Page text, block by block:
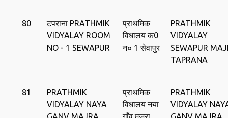
80
टपराना PRATHMIK
VIDYALAY ROOM
NO - 1 SEWAPUR
प्राथमिक
विधालय क0
न० 1 सेवापुर
PRATHMIK
VIDYALAY
SEWAPUR
TAPRANA
81
PRATHMIK
VIDYALAY NAYA
प्राथमिक
विधालय नया
PRATHMIK
VIDYALAY